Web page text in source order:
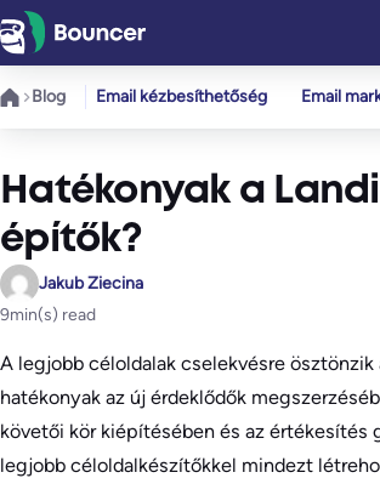
Ugrás
a
tartalomhoz
Blog Email kézbesíthetőség Email
Hatékonyak a
építők?
Jakub Ziecina
9min(s) read
A legjobb céloldalak cselekvésre ösztönzik
hatékonyak az új érdeklődők
követői kör kiépítésében és az értékesítés
legjobb céloldalkészítőkkel mindezt